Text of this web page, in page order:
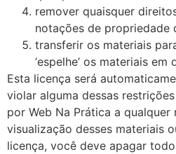
remover quaisquer
notações de propriedade
transferir os materiais
‘espelhe’ os materiais
Esta licença será
violar alguma dessas
por Web Na Prática a
visualização desses materiais
licença, você deve apagar